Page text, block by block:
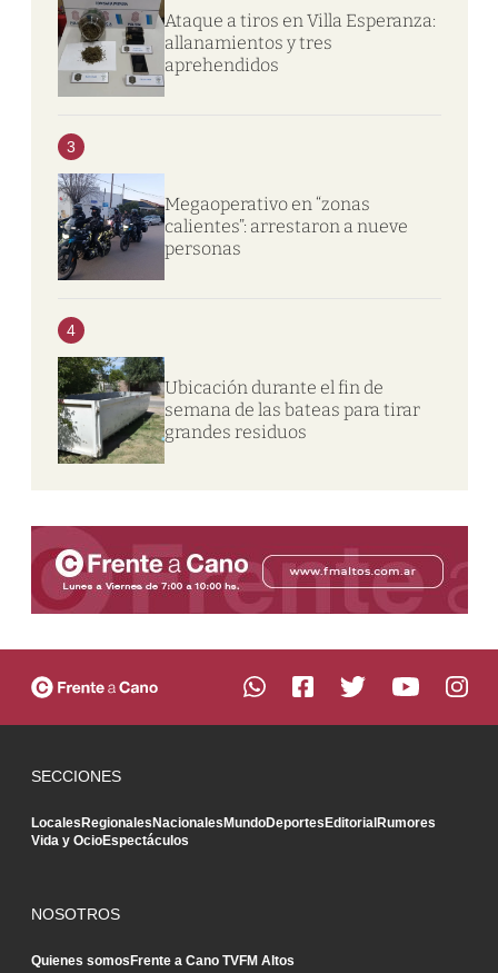
Ataque a tiros en Villa Esperanza:
allanamientos y tres
aprehendidos
3
Megaoperativo en “zonas
calientes”: arrestaron a nueve
personas
4
Ubicación durante el fin de
semana de las bateas para tirar
grandes residuos
SECCIONES
LocalesRegionalesNacionalesMundoDeportesEditorialRumores
Vida y OcioEspectáculos
NOSOTROS
Quienes somosFrente a Cano TVFM Altos